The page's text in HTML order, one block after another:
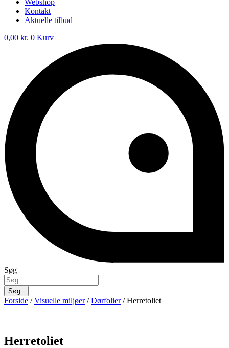
Webshop
Kontakt
Aktuelle tilbud
0,00 kr. 0 Kurv
Søg
Søg..
Forside /Visuelle miljøer/Dørfolier/ Herretoliet
Herretoliet